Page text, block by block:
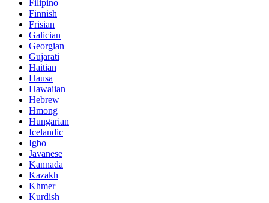
Filipino
Finnish
Frisian
Galician
Georgian
Gujarati
Haitian
Hausa
Hawaiian
Hebrew
Hmong
Hungarian
Icelandic
Igbo
Javanese
Kannada
Kazakh
Khmer
Kurdish